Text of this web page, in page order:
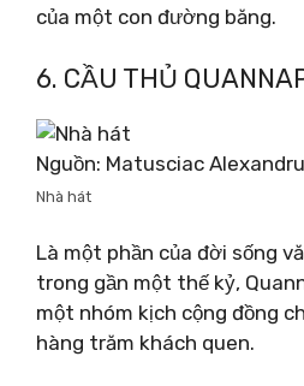
của một con đường băng.
6. CẦU THỦ
Nguồn: Matusciac
Nhà hát
Là một phần của đời sống
trong gần một thế kỷ,
một nhóm kịch cộng đồng
hàng trăm khách quen.